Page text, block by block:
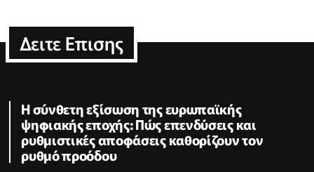
Δειτε Επισης
Η σύνθετη εξίσωση της ευρωπαϊκής
ψηφιακής εποχής: Πώς επενδύσεις και
ρυθμιστικές αποφάσεις καθορίζουν τον
ρυθμό προόδου